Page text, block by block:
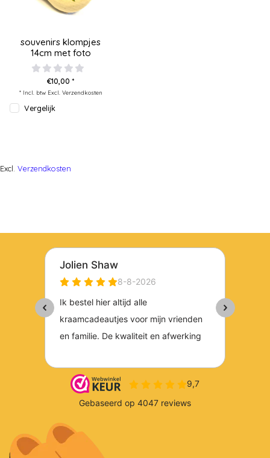
souvenirs klompjes
14cm met foto
€10,00 *
* Incl. btw Excl. Verzendkosten
Vergelijk
Excl. Verzendkosten